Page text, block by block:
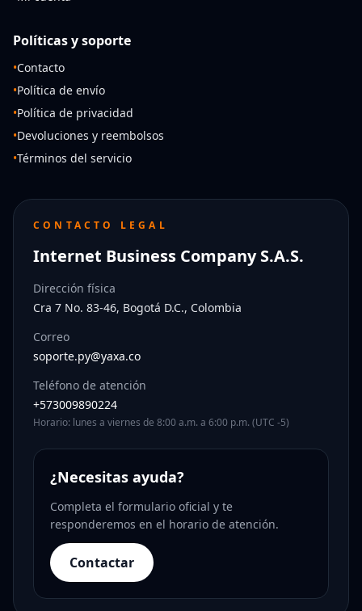
Políticas y soporte
•Contacto
•Política de envío
•Política de privacidad
•Devoluciones y reembolsos
•Términos del servicio
CONTACTO LEGAL
Internet Business Company S.A.S.
Dirección física
Cra 7 No. 83-46, Bogotá D.C., Colombia
Correo
soporte.py@yaxa.co
Teléfono de atención
+573009890224
Horario: lunes a viernes de 8:00 a.m. a 6:00 p.m. (UTC -5)
¿Necesitas ayuda?
Completa el formulario oficial y te
responderemos en el horario de atención.
Contactar